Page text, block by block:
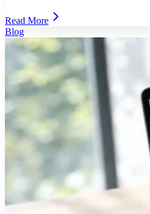
Read More
Blog